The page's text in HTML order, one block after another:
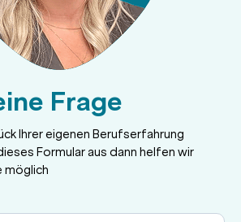
Frage
Ihrer eigenen Berufserfahrung
Formular aus dann helfen wir
möglich